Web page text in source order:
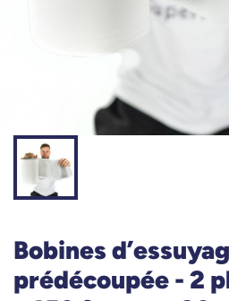
Bobines
prédécoupée - 2